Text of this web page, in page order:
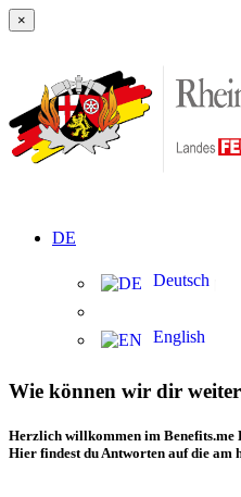
×
DE
Deutsch
English
Wie können wir dir
Herzlich willkommen im Benefits.me
Hier findest du Antworten auf die am